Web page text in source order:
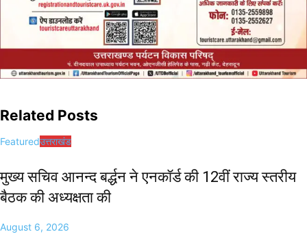
Related Posts
Featuredउत्तराखंड
मुख्य सचिव आनन्द बर्द्धन ने एनकॉर्ड की 12वीं राज्य स्तरीय
बैठक की अध्यक्षता की
August 6, 2026